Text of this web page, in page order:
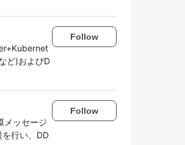
ど)およびD
Follow
メッセージ
を行い、DD
Follow